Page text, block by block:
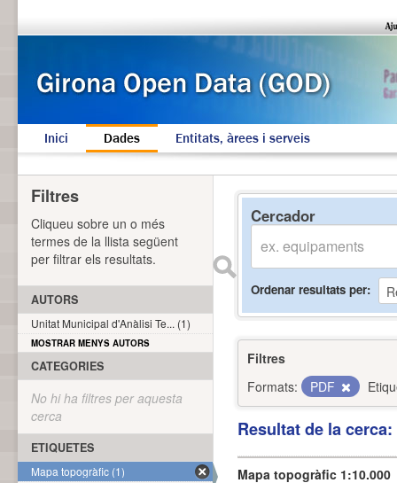
Inici Dades Entitats, àrees i serveis
Cercador
Ordenar resultats per
Filtres
Formats:
PDF
Resultat de la
Mapa topogràfic 1:10.000
Filtres
Cliqueu sobre un o més
termes de la llista següent
per filtrar els resultats.
AUTORS
Unitat Municipal d'Anàlisi Te... (1)
MOSTRAR MENYS AUTORS
CATEGORIES
No hi ha filtres per aquesta
cerca
ETIQUETES
Mapa topogràfic (1)